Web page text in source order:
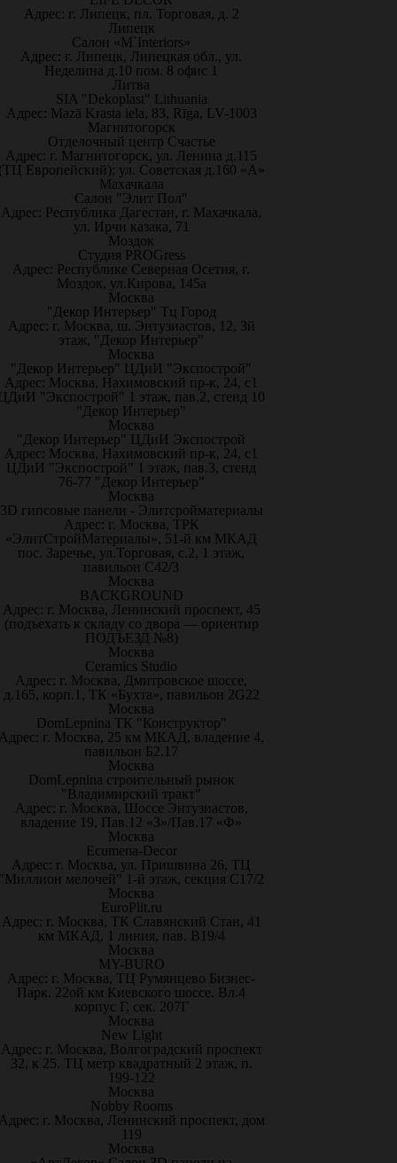
Адрес: г. Липецк, пл. Торговая, д. 2
Липецк
Салон «M`Interiors»
Адрес: г. Липецк, Липецкая обл., ул.
Неделина д.10 пом. 8 офис 1
Литва
SIA "Dekoplast" Lithuania
Адрес: Mazā Krasta iela, 83, Rīga, LV-1003
Магнитогорск
Отделочный центр Счастье
Адрес: г. Магнитогорск, ул. Ленина д.115
Европейский); ул. Советская д.160 «А»
Махачкала
Салон "Элит Пол"
Адрес: Республика Дагестан, г. Махачкала,
ул. Ирчи казака, 71
Моздок
Студия PROGress
Адрес: Республике Северная Осетия, г.
Моздок, ул.Кирова, 145а
Москва
"Декор Интерьер" Тц Город
Адрес: г. Москва, ш. Энтузиастов, 12, 3й
этаж, "Декор Интерьер"
Москва
"Декор Интерьер" ЦДиИ "Экспострой"
Адрес: Москва, Нахимовский пр-к, 24, с1
"Экспострой" 1 этаж, пав.2, стенд 10
"Декор Интерьер"
Москва
"Декор Интерьер" ЦДиИ Экспострой
Адрес: Москва, Нахимовский пр-к, 24, с1
ЦДиИ "Экспострой" 1 этаж, пав.3, стенд
76-77 "Декор Интерьер"
Москва
3D гипсовые панели - Элитсройматериалы
Адрес: г. Москва, ТРК
«ЭлитСтройМатериалы», 51-й км МКАД
пос. Заречье, ул.Торговая, с.2, 1 этаж,
павильон С42/3
Москва
BACKGROUND
Адрес: г. Москва, Ленинский проспект, 45
(подъехать к складу со двора — ориентир
ПОДЪЕЗД №8)
Москва
Ceramics Studio
Адрес: г. Москва, Дмитровское шоссе,
д.165, корп.1, ТК «Бухта», павильон 2G22
Москва
DomLepnina ТК "Конструктор"
г. Москва, 25 км МКАД, владение 4,
павильон Б2.17
Москва
DomLepnina строительный рынок
"Владимирский тракт"
Адрес: г. Москва, Шоссе Энтузиастов,
владение 19, Пав.12 «З»/Пав.17 «Ф»
Москва
Ecumena-Decor
Адрес: г. Москва, ул. Пришвина 26, ТЦ
мелочей" 1-й этаж, секция С17/2
Москва
EuroPlit.ru
Адрес: г. Москва, ТК Славянский Стан, 41
км МКАД, 1 линия, пав. В19/4
Москва
MY-BURO
Адрес: г. Москва, ТЦ Румянцево Бизнес-
Парк. 22ой км Киевского шоссе. Вл.4
корпус Г, сек. 207Г
Москва
New Light
Адрес: г. Москва, Волгоградский проспект
32, к 25. ТЦ метр квадратный 2 этаж, п.
199-122
Москва
Nobby Rooms
г. Москва, Ленинский проспект, дом
119
Москва